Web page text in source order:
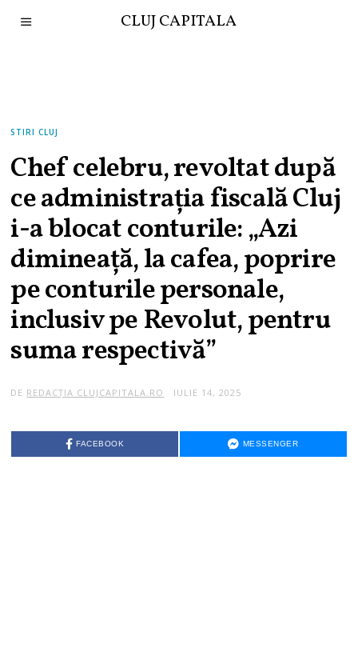
CLUJ CAPITALA
STIRI CLUJ
Chef celebru, revoltat după
ce administrația fiscală Cluj
i-a blocat conturile: „Azi
dimineață, la cafea, poprire
pe conturile personale,
inclusiv pe Revolut, pentru
suma respectivă”
DE REDACȚIA CLUJCAPITALA.RO IULIE 14, 2025
FACEBOOK MESSENGER